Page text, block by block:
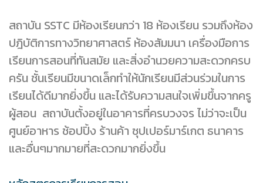
สถาบัน SSTC มีห้องเรียนกว่า 18 ห้องเรียน รวมถึงห้อง
ปฎิบัติการทางวิทยาศาสตร์ ห้องสัมมนา เครื่องมือการ
เรียนการสอนที่ทันสมัย และสิ่งอำนวยความสะดวกครบ
ครัน ชั้นเรียนมีขนาดเล็กทำให้นักเรียนมีส่วนร่วมในการ
เรียนได้ดีมากยิ่งขึ้น และได้รับความสนใจเพิ่มขึ้นจากครู
ผู้สอน สถาบันตั้งอยู่ในอาคารที่ครบวงจร ไม่ว่าจะเป็น
ศูนย์อาหาร ช้อปปิ้ง ร้านค้า ซุปเปอร์มาร์เกต ธนาคาร
และอื่นๆมากมายที่สะดวกมากยิ่งขึ้น